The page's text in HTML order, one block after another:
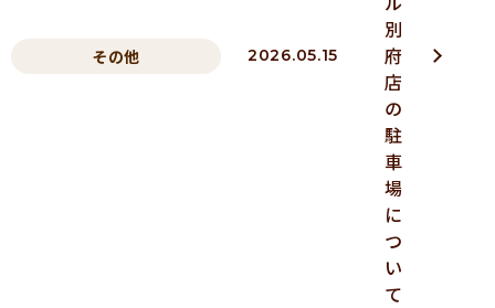
その他 2026.05.15
別
府
店
の
駐
車
場
に
つ
い
て